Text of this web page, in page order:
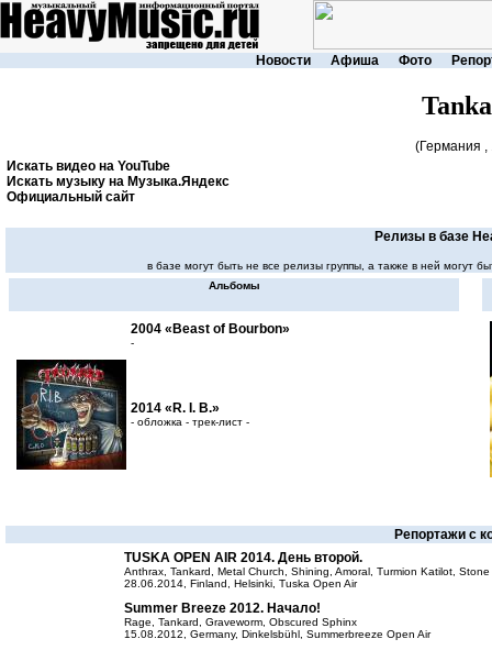
Новости Афиша Фото
(Германия ,
Искать видео на YouTube
Искать музыку на Музыка.Яндекс
Официальный сайт
Релизы в базе
в базе могут быть не все релизы группы, а также в ней
Альбомы
2004 «Beast of Bourbon»
-
2014 «R. I. B.»
- обложка - трек-лист -
Репортажи с
TUSKA OPEN AIR 2014. День второй.
Anthrax, Tankard, Metal Church, Shining, Amoral, Turmion Katilot, Stone
28.06.2014, Finland, Helsinki, Tuska Open Air
Summer Breeze 2012. Начало!
Rage, Tankard, Graveworm, Obscured Sphinx
15.08.2012, Germany, Dinkelsbühl, Summerbreeze Open Air